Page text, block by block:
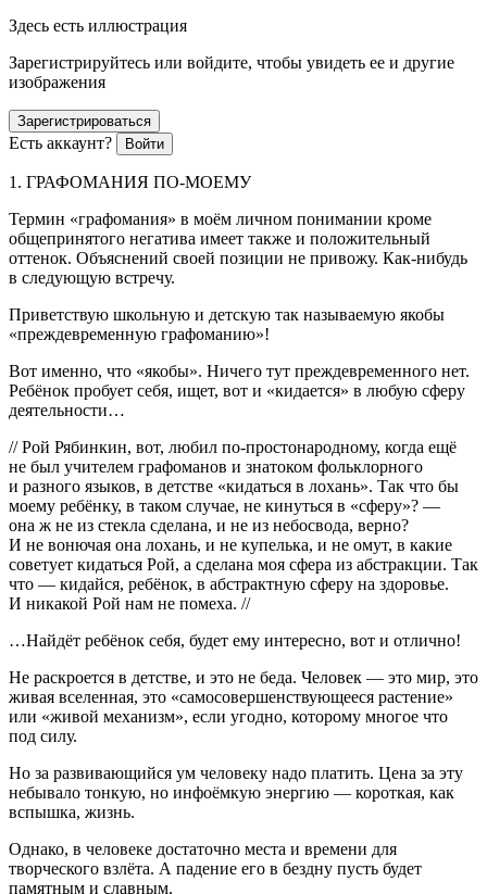
Здесь есть иллюстрация
Зарегистрируйтесь или войдите, чтобы увидеть ее и другие
изображения
Зарегистрироваться
Есть аккаунт? Войти
1. ГРАФОМАНИЯ ПО-МОЕМУ
Термин «графомания» в моём личном понимании кроме
общепринятого негатива имеет также и положительный
оттенок. Объяснений своей позиции не привожу. Как-нибудь
в следующую встречу.
Приветствую школьную и детскую так называемую якобы
«преждевременную графоманию»!
Вот именно, что «якобы». Ничего тут преждевременного нет.
Ребёнок пробует себя, ищет, вот и «кидается» в любую сферу
деятельности…
// Рой Рябинкин, вот, любил по-простонародному, когда ещё
не был учителем графоманов и знатоком фольклорного
и разного языков, в детстве «кидаться в лохань». Так что бы
моему ребёнку, в таком случае, не кинуться в «сферу»? —
она ж не из стекла сделана, и не из небосвода, верно?
И не вонючая она лохань, и не купелька, и не омут, в какие
советует кидаться Рой, а сделана моя сфера из абстракции. Так
что — кидайся, ребёнок, в абстрактную сферу на здоровье.
И никакой Рой нам не помеха. //
…Найдёт ребёнок себя, будет ему интересно, вот и отлично!
Не раскроется в детстве, и это не беда. Человек — это мир, это
живая вселенная, это «самосовершенствующееся растение»
или «живой механизм», если угодно, которому многое что
под силу.
Но за развивающийся ум человеку надо платить. Цена за эту
небывало тонкую, но инфоёмкую энергию — короткая, как
вспышка, жизнь.
Однако, в человеке достаточно места и времени для
творческого взлёта. А падение его в бездну пусть будет
памятным и славным.